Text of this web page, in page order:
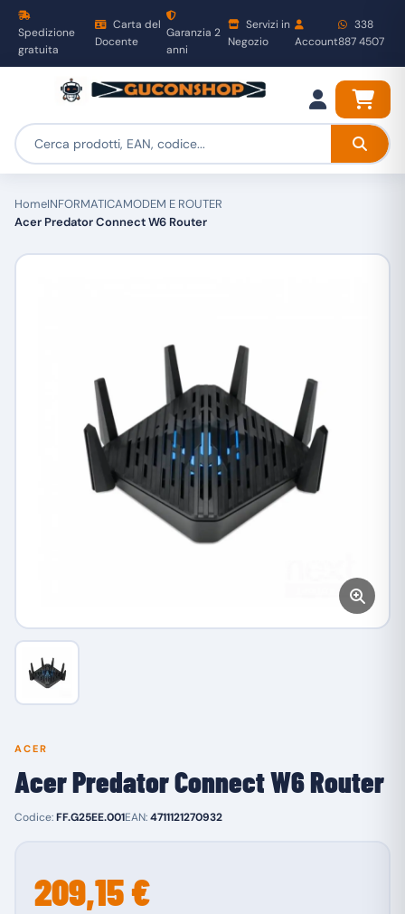
Spedizione
gratuita
Carta del
Docente
Garanzia 2
anni
Servizi in
Negozio
Account
338
887 4507
HomeINFORMATICAMODEM E ROUTER
Acer Predator Connect W6 Router
ACER
Acer Predator Connect W6 Router
Codice:FF.G25EE.001EAN:4711121270932
209,15 €